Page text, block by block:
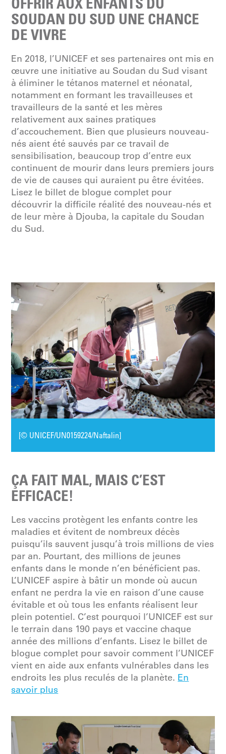
SOUDAN DU SUD UNE CHANCE
DE VIVRE
En 2018, l’UNICEF et ses partenaires ont mis en
œuvre une initiative au Soudan du Sud visant
à éliminer le tétanos maternel et néonatal,
notamment en formant les travailleuses et
travailleurs de la santé et les mères
relativement aux saines pratiques
d’accouchement. Bien que plusieurs nouveau-
nés aient été sauvés par ce travail de
sensibilisation, beaucoup trop d’entre eux
continuent de mourir dans leurs premiers jours
de vie de causes qui auraient pu être évitées.
Lisez le billet de blogue complet pour
découvrir la difficile réalité des nouveau-nés et
de leur mère à Djouba, la capitale du Soudan
du Sud.
[© UNICEF/UN0159224/Naftalin]
ÇA FAIT MAL, MAIS C’EST
EFFICACE!
Les vaccins protègent les enfants contre les
maladies et évitent de nombreux décès
puisqu’ils sauvent jusqu’à trois millions de vies
par an. Pourtant, des millions de jeunes
enfants dans le monde n’en bénéficient pas.
L’UNICEF aspire à bâtir un monde où aucun
enfant ne perdra la vie en raison d’une cause
évitable et où tous les enfants réalisent leur
plein potentiel. C’est pourquoi l’UNICEF est sur
le terrain dans 190 pays et vaccine chaque
année des millions d’enfants. Lisez le billet de
blogue complet pour savoir comment l’UNICEF
vient en aide aux enfants vulnérables dans les
endroits les plus reculés de la planète. En
savoir plus